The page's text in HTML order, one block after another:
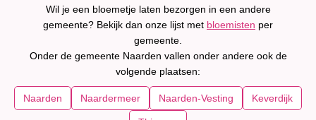
Wil je een bloemetje laten bezorgen in een andere
gemeente? Bekijk dan onze lijst met bloemisten per
gemeente.
Onder de gemeente Naarden vallen onder andere ook de
volgende plaatsen:
Naarden Naardermeer Naarden-Vesting Keverdijk